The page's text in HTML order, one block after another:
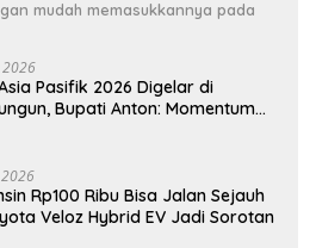
mudah memasukkannya pada
2026
Pasifik 2026 Digelar di
Bupati Anton: Momentum
Rp100 Ribu Bisa Jalan Sejauh
Veloz Hybrid EV Jadi Sorotan